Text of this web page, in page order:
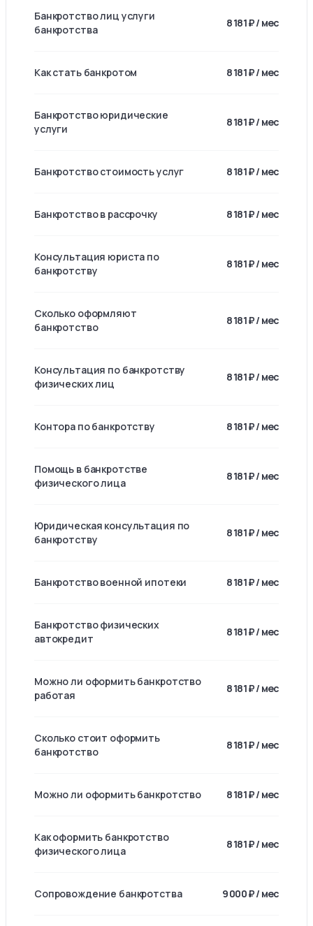
Банкротство лиц услуги
банкротства
8 181 ₽ / мес
Как стать банкротом 8 181 ₽ / мес
Банкротство юридические
услуги
8 181 ₽ / мес
Банкротство стоимость услуг 8 181 ₽ / мес
Банкротство в рассрочку 8 181 ₽ / мес
Консультация юриста по
банкротству
8 181 ₽ / мес
Сколько оформляют
банкротство
8 181 ₽ / мес
Консультация по банкротству
физических лиц
8 181 ₽ / мес
Контора по банкротству 8 181 ₽ / мес
Помощь в банкротстве
физического лица
8 181 ₽ / мес
Юридическая консультация по
банкротству
8 181 ₽ / мес
Банкротство военной ипотеки 8 181 ₽ / мес
Банкротство физических
автокредит
8 181 ₽ / мес
Можно ли оформить банкротство
работая
8 181 ₽ / мес
Сколько стоит оформить
банкротство
8 181 ₽ / мес
Можно ли оформить банкротство 8 181 ₽ / мес
Как оформить банкротство
физического лица
8 181 ₽ / мес
Сопровождение банкротства 9 000 ₽ / мес